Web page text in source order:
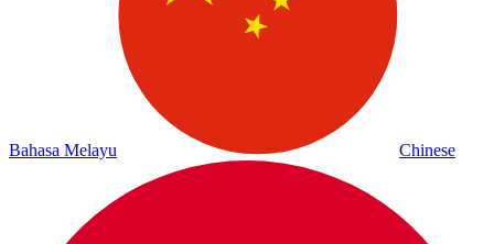
Bahasa Melayu Chinese